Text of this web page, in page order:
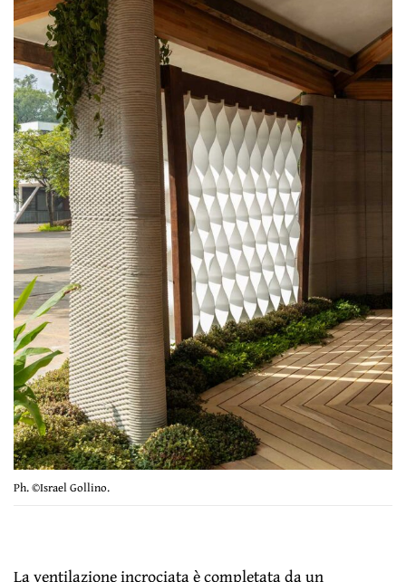
Ph. ©Israel Gollino.
La ventilazione incrociata è completata da un